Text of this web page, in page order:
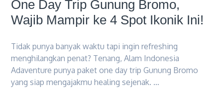
One Day Trip Gunung Bromo,
Wajib Mampir ke 4 Spot Ikonik Ini!
Tidak punya banyak waktu tapi ingin refreshing
menghilangkan penat? Tenang, Alam Indonesia
Adaventure punya paket one day trip Gunung Bromo
yang siap mengajakmu healing sejenak. …